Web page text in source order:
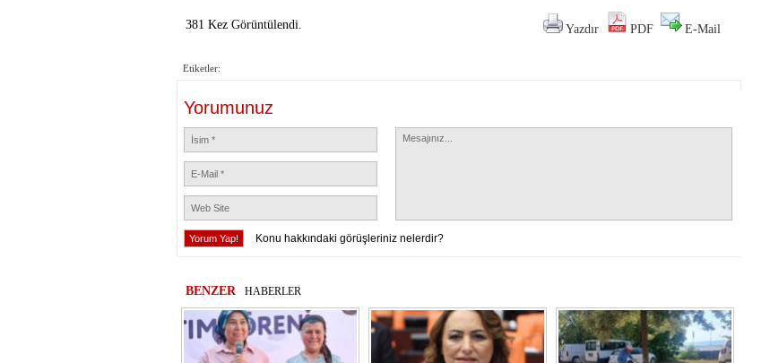
381 Kez Görüntülendi. Yazdır PDF E-Mail
Etiketler:
Yorumunuz
Konu hakkındaki görüşleriniz nelerdir?
BENZER HABERLER